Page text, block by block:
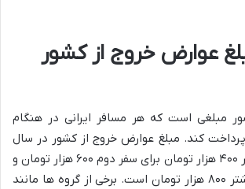
عوارض خروج از کشور
مبلغی است که هر مسافر ایرانی در هنگام
کند. مبلغ عوارض خروج از کشور در سال
۱۴۰۴ برای اولین سفر ۴۰۰ هزار تومان برای سفر دوم ۶۰۰ هزار تومان و
برای سفر سوم و بیشتر ۸۰۰ هزار تومان است. برخی از گروه ها مانند